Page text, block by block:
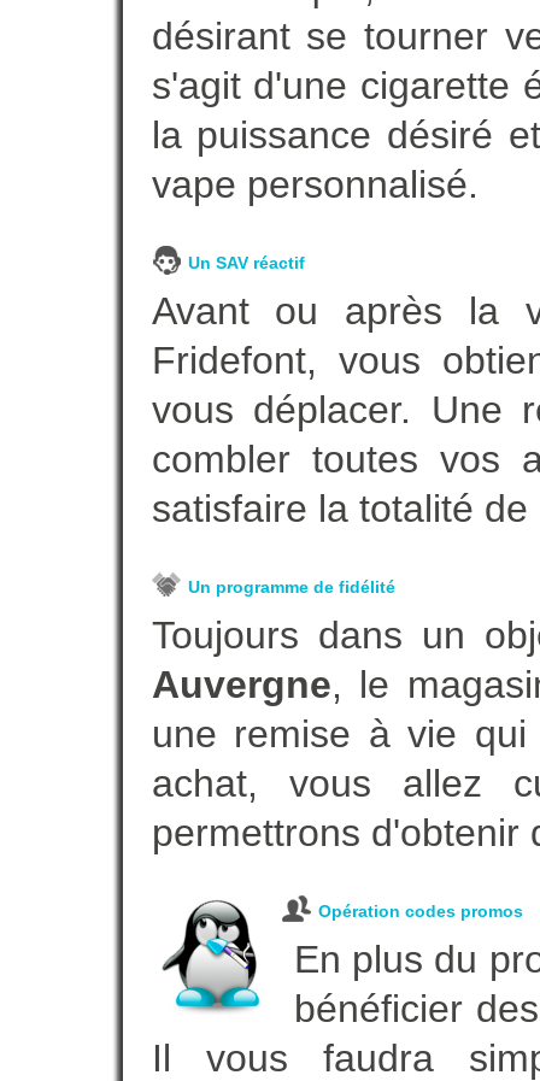
désirant se tourner
s'agit d'une cigarette
la puissance désiré
vape personnalisé.
Un SAV réactif
Avant ou après la
Fridefont, vous
vous déplacer. Une
combler toutes vos
satisfaire la totalité
Un programme de fidélité
Toujours dans un
Auvergne, le
une remise à vie qui
achat, vous allez
permettrons d'obtenir
Opération codes promos
En plus du
bénéficier
Il vous faudra